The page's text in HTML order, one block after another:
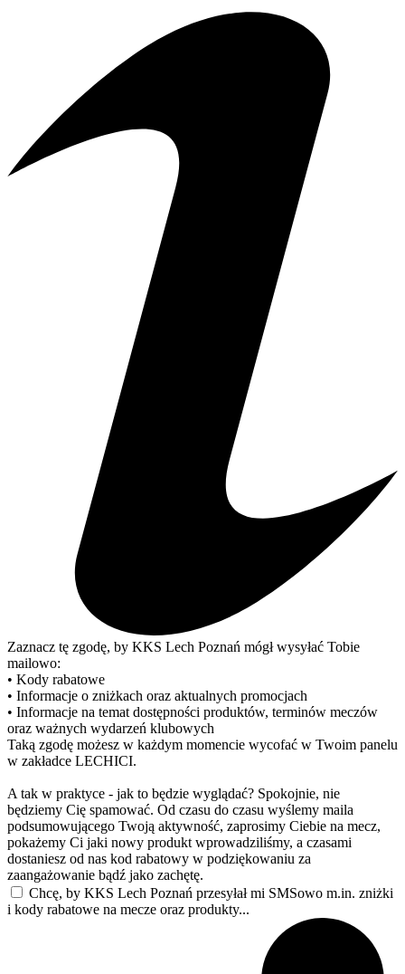
Zaznacz tę zgodę, by KKS Lech Poznań mógł wysyłać Tobie
mailowo:
• Kody rabatowe
• Informacje o zniżkach oraz aktualnych promocjach
• Informacje na temat dostępności produktów, terminów meczów
oraz ważnych wydarzeń klubowych
Taką zgodę możesz w każdym momencie wycofać w Twoim panelu
w zakładce LECHICI.
A tak w praktyce - jak to będzie wyglądać? Spokojnie, nie
będziemy Cię spamować. Od czasu do czasu wyślemy maila
podsumowującego Twoją aktywność, zaprosimy Ciebie na mecz,
pokażemy Ci jaki nowy produkt wprowadziliśmy, a czasami
dostaniesz od nas kod rabatowy w podziękowaniu za
zaangażowanie bądź jako zachętę.
Chcę, by KKS Lech Poznań przesyłał mi SMSowo m.in. zniżki
i kody rabatowe na mecze oraz produkty...